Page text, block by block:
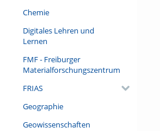
Chemie
Digitales Lehren und
Lernen
FMF - Freiburger
Materialforschungszentrum
FRIAS
Geographie
Geowissenschaften